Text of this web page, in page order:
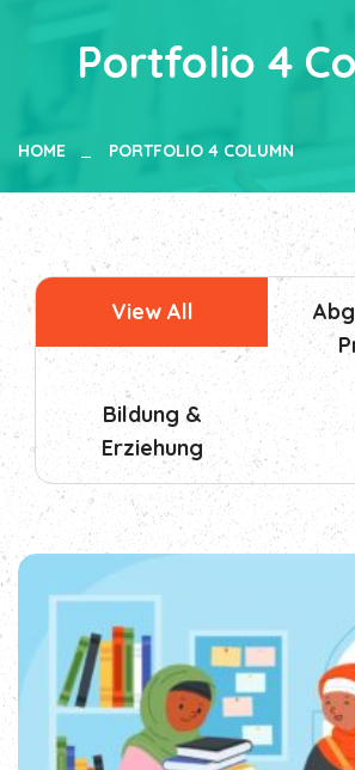
Portfolio 4
HOME PORTFOLIO 4 COLUMN
View All
Bildung &
Erziehung